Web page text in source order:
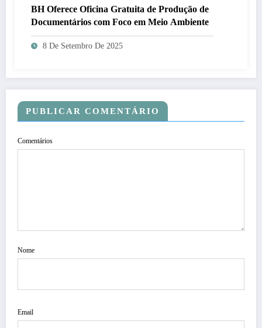
BH Oferece Oficina Gratuita de Produção de
Documentários com Foco em Meio Ambiente
8 De Setembro De 2025
PUBLICAR COMENTÁRIO
Comentários
Nome
Email